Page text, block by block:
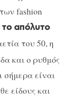
fashion
το απόλυτο
του 50, η
και ο ρυθμός
σήμερα είναι
είδους και